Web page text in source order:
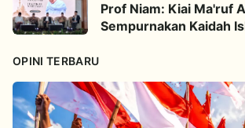
Prof Niam: Kiai Ma'ruf
Sempurnakan Kaidah
OPINI TERBARU